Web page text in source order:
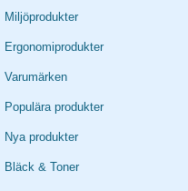
Miljöprodukter
Ergonomiprodukter
Varumärken
Populära produkter
Nya produkter
Bläck & Toner